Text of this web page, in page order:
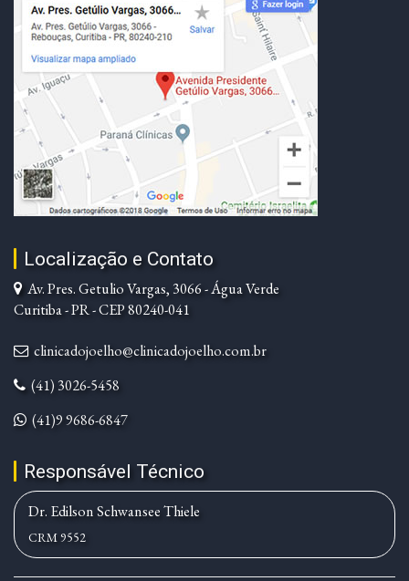
Localização e Contato
Av. Pres. Getulio Vargas, 3066 - Água Verde
Curitiba - PR - CEP 80240-041
clinicadojoelho@clinicadojoelho.com.br
(41) 3026-5458
(41)9 9686-6847
Responsável Técnico
Dr. Edilson Schwansee Thiele
CRM 9552